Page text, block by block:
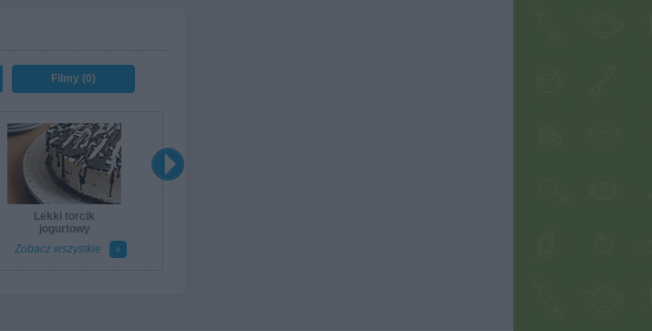
Filmy (0)
Lekki torcik
jogurtowy
Zobacz wszystkie